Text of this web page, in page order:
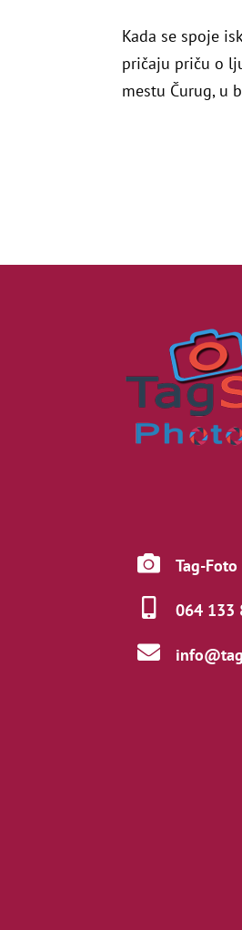
Kada se spoje
pričaju priču o
mestu Čurug, u
Tag-
064 133